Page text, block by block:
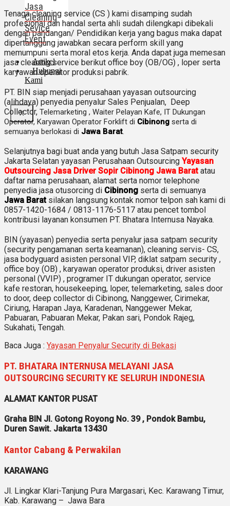
Jasa
Cleaning
Sevice
Event
Artikel
Hubungi
Kami
X
Tenaga cleaning service (CS ) kami disamping sudah
profesional dan handal serta ahli sudah dilengkapi dibekali
dengan pandangan/ Pendidikan kerja yang bagus maka dapat
dipertanggung jawabkan secara perform skill yang
memumpuni serta moral etos kerja. Anda dapat juga memesan
jasa cleaning service berikut office boy (OB/OG) , loper serta
karyawan operator produksi pabrik.
PT. BIN siap menjadi perusahaan yayasan outsourcing
(alihdaya) penyedia penyalur Sales Penjualan, Deep
Collector, Telemarketing , Waiter Pelayan Kafe, IT Dukungan
Operator, Karyawan Operator Forklift di Cibinong serta di
semuanya berlokasi di Jawa Barat.
Selanjutnya bagi buat anda yang butuh Jasa Satpam security
Jakarta Selatan yayasan Perusahaan Outsourcing Yayasan
Outsourcing Jasa Driver Sopir Cibinong Jawa Baratatau
daftar nama perusahaan, alamat serta nomor telephone
penyedia jasa otusorcing di Cibinong serta di semuanya
Jawa Baratsilakan langsung kontak nomor telpon sah kami di
0857-1420-1684 / 0813-1176-5117 atau pencet tombol
kontribusi layanan konsumen PT. Bhatara Internusa Nayaka.
BIN (yayasan) penyedia serta penyalur jasa satpam security
(security pengamanan serta keamanan), cleaning servis- CS,
jasa bodyguard asisten personal VIP, diklat satpam security ,
office boy (OB) , karyawan operator produksi, driver asisten
personal (VVIP) , programer IT dukungan operator, service
kafe restoran, housekeeping, loper, telemarketing, sales door
to door, deep collector di Cibinong, Nanggewer, Cirimekar,
Ciriung, Harapan Jaya, Karadenan, Nanggewer Mekar,
Pabuaran, Pabuaran Mekar, Pakan sari, Pondok Rajeg,
Sukahati, Tengah.
Baca Juga : Yayasan Penyalur Security di Bekasi
PT. BHATARA INTERNUSA MELAYANI JASA
OUTSOURCING SECURITY KE SELURUH INDONESIA
ALAMAT KANTOR PUSAT
Graha BIN Jl. Gotong Royong No. 39 , Pondok Bambu,
Duren Sawit. Jakarta 13430
Kantor Cabang & Perwakilan
KARAWANG
Jl. Lingkar Klari-Tanjung Pura Margasari, Kec. Karawang Timur,
Kab. Karawang – Jawa Bara